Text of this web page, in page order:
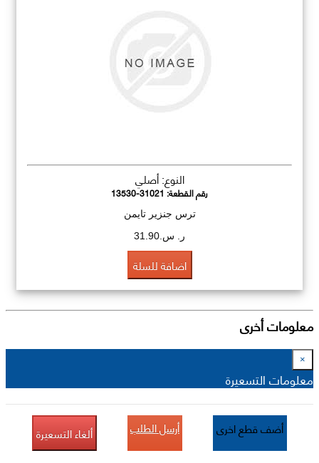
النوع: أصلي
رقم القطعة:13530-31021
ترس جنزير تايمن
ر. س.31.90
اضافة للسلة
معلومات أخرى
×
معلومات التسعيرة
أضف قطع اخرى أرسل الطلب ألغاء التسعيرة